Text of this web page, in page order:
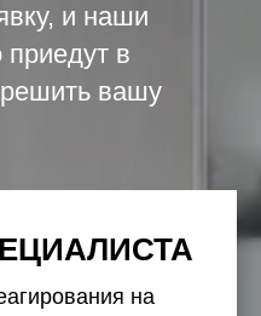
и наши
в
вашу
на